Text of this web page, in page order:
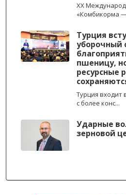
XX
«Комбикорма —
Турция
уборочный
пшеницу,
ресурсные
Турция входит
с более конс...
Ударные
зерновой